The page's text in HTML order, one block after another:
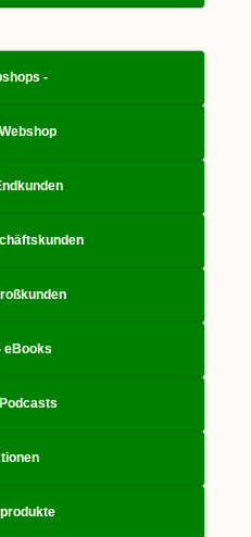
-
eBooks